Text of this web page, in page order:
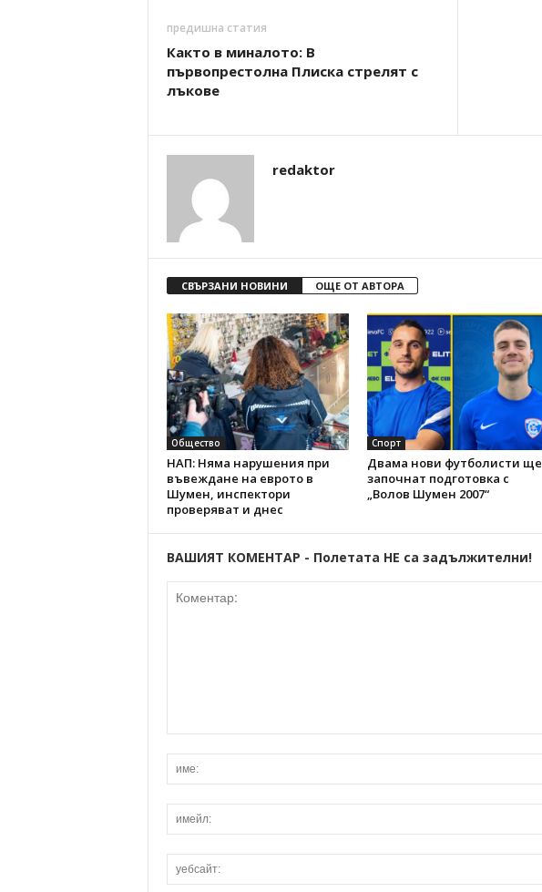
предишна статия
Както в миналото: В
първопрестолна Плиска стрелят с
лъкове
redaktor
СВЪРЗАНИ НОВИНИ ОЩЕ ОТ АВТОРА
Общество
НАП: Няма нарушения при
въвеждане на еврото в
Шумен, инспектори
проверяват и днес
Спорт
Двама нови футболисти ще
започнат подготовка с
„Волов Шумен 2007“
ВАШИЯТ КОМЕНТАР - Полетата НЕ са задължителни!